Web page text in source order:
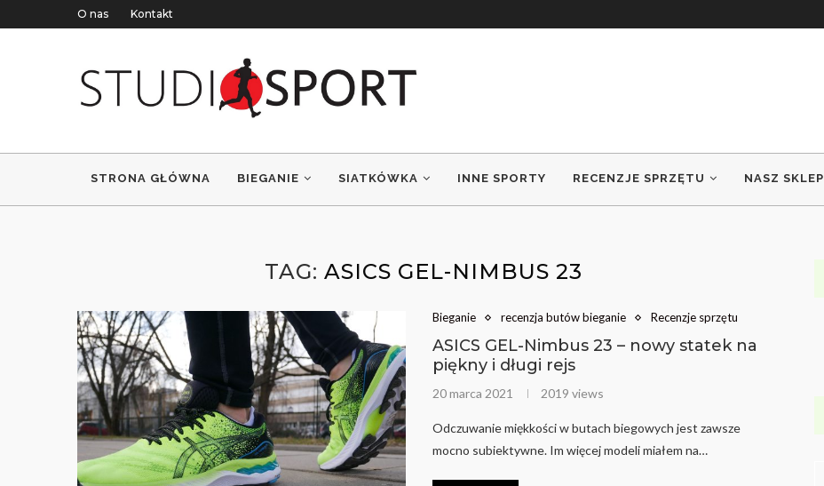
O nas Kontakt
STRONA GŁÓWNA BIEGANIE SIATKÓWKA INNE SPORTY RECENZJE SPRZĘTU NASZ SKLEP
TAG: ASICS GEL-NIMBUS 23
Bieganie recenzja butów bieganie Recenzje sprzętu
ASICS GEL-Nimbus 23 – nowy statek na
piękny i długi rejs
20 marca 2021 2019 views
Odczuwanie miękkości w butach biegowych jest zawsze
mocno subiektywne. Im więcej modeli miałem na…